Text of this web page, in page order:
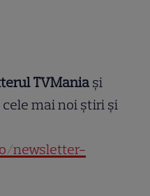
TVMania și
mai noi știri și
newsletter-